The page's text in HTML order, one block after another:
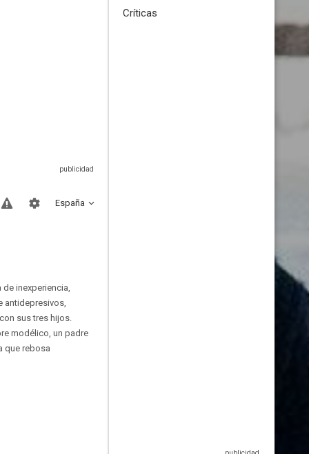
España
inexperiencia,
antidepresivos,
sus tres hijos.
modélico, un padre
que rebosa
Críticas